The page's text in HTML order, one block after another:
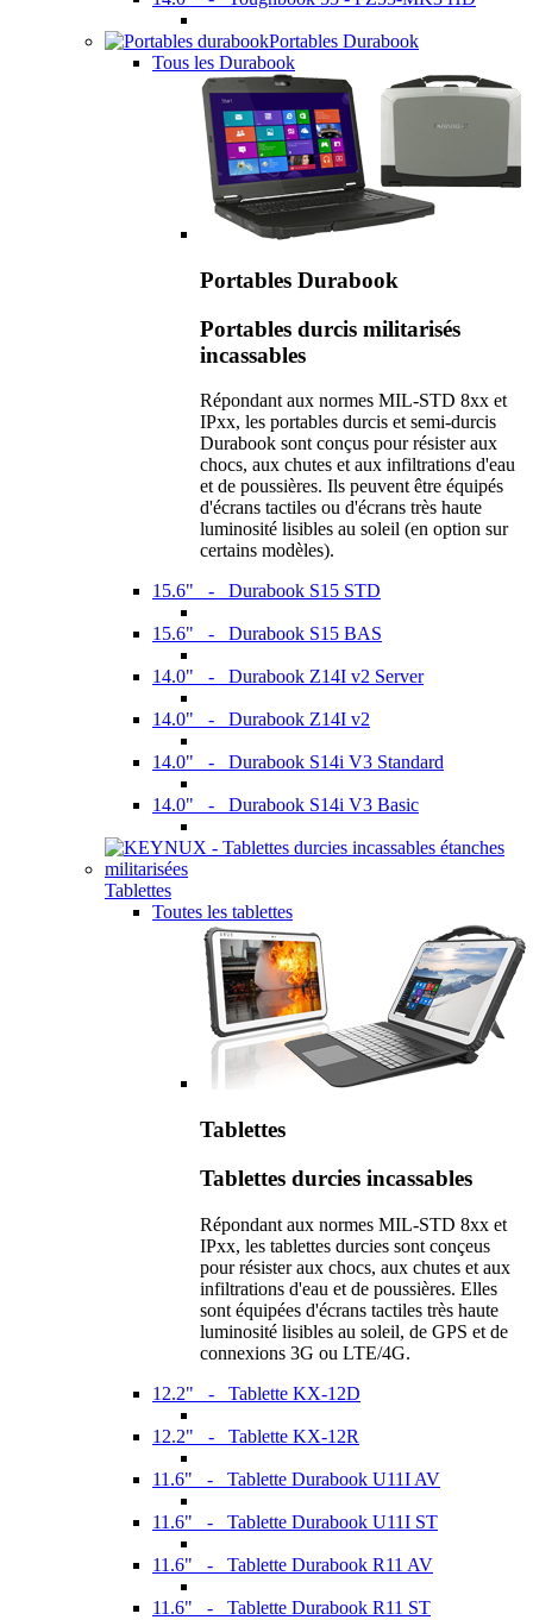
Portables Durabook
Tous les Durabook
Portables Durabook
Portables durcis militarisés
incassables
Répondant aux normes MIL-STD 8xx et
IPxx, les portables durcis et semi-durcis
Durabook sont conçus pour résister aux
chocs, aux chutes et aux infiltrations d'eau
et de poussières. Ils peuvent être équipés
d'écrans tactiles ou d'écrans très haute
luminosité lisibles au soleil (en option sur
certains modèles).
15.6" - Durabook S15 STD
15.6" - Durabook S15 BAS
14.0" - Durabook Z14I v2 Server
14.0" - Durabook Z14I v2
14.0" - Durabook S14i V3 Standard
14.0" - Durabook S14i V3 Basic
Tablettes
Toutes les tablettes
Tablettes
Tablettes durcies incassables
Répondant aux normes MIL-STD 8xx et
IPxx, les tablettes durcies sont conçeus
pour résister aux chocs, aux chutes et aux
infiltrations d'eau et de poussières. Elles
sont équipées d'écrans tactiles très haute
luminosité lisibles au soleil, de GPS et de
connexions 3G ou LTE/4G.
12.2" - Tablette KX-12D
12.2" - Tablette KX-12R
11.6" - Tablette Durabook U11I AV
11.6" - Tablette Durabook U11I ST
11.6" - Tablette Durabook R11 AV
11.6" - Tablette Durabook R11 ST